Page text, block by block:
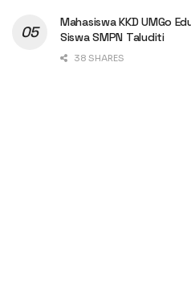
Mahasiswa KKD UMGo
Siswa SMPN Taluditi
38 SHARES